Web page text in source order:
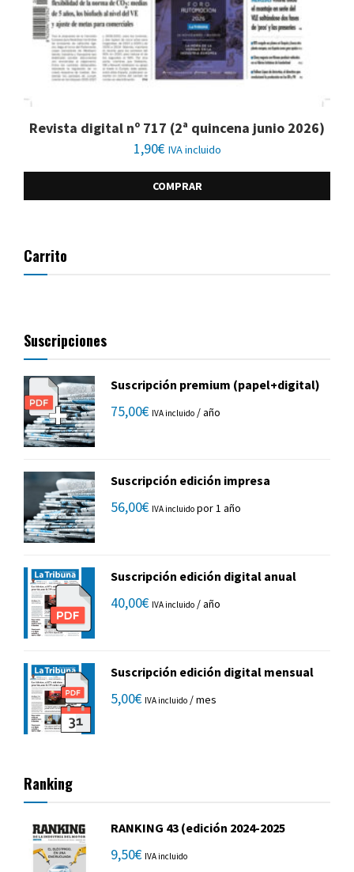
Revista digital nº 717 (2ª quincena junio 2026)
1,90€ IVA incluido
COMPRAR
Carrito
Suscripciones
Suscripción premium (papel+digital)
75,00€ IVA incluido / año
Suscripción edición impresa
56,00€ IVA incluido por 1 año
Suscripción edición digital anual
40,00€ IVA incluido / año
Suscripción edición digital mensual
5,00€ IVA incluido / mes
Ranking
RANKING 43 (edición 2024-2025
9,50€ IVA incluido